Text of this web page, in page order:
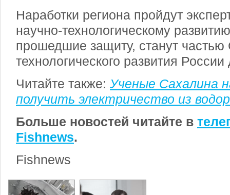
Наработки региона пройдут
научно-технологическому
прошедшие защиту, станут частью
технологического развития
Читайте также: Ученые Сахалина
получить электричество из
Больше новостей читайте в
Fishnews.
Fishnews